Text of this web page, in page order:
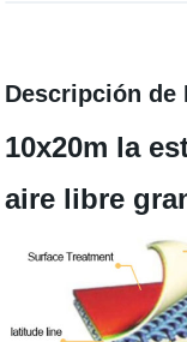
Descripción de
10x20m la
aire libre